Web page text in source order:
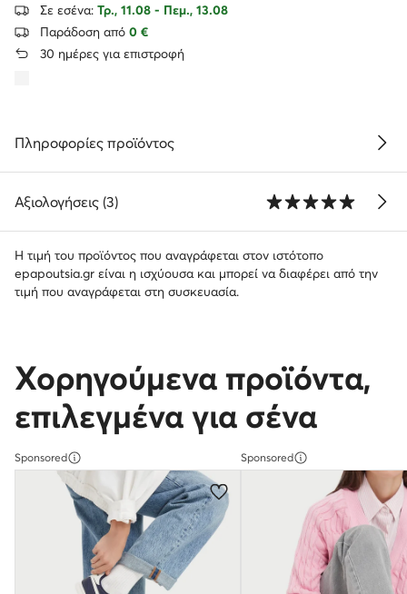
Σε εσένα: Τρ., 11.08 - Πεμ., 13.08
Παράδοση από 0 €
30 ημέρες για επιστροφή
Πληροφορίες προϊόντος
Αξιολογήσεις (3)
Η τιμή του προϊόντος που αναγράφεται στον ιστότοπο
epapoutsia.gr είναι η ισχύουσα και μπορεί να διαφέρει από την
τιμή που αναγράφεται στη συσκευασία.
Χορηγούμενα προϊόντα,
επιλεγμένα για σένα
Sponsored Sponsored